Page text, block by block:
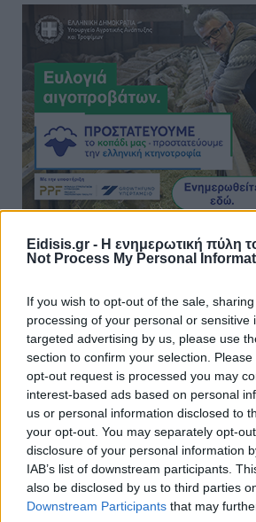
Eidisis.gr - Η ενημερωτική πύλη
Not Process My Personal
If you wish to opt-out of the sale,
processing of your personal or sensitive
targeted advertising by us, please use
section to confirm your selection.
opt-out request is processed you may
interest-based ads based on personal
us or personal information disclosed to
your opt-out. You may separately opt-
disclosure of your personal information
IAB’s list of downstream participants.
also be disclosed by us to third parties
Downstream Participants that may